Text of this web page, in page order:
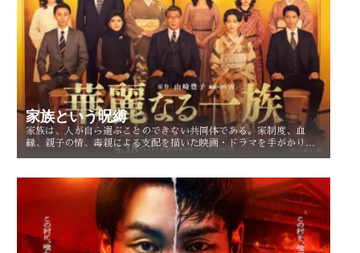
家族という呪縛
家族は、人が自ら選ぶことのできない共同体である。家制度、血
縁、親子の情、毒親による支配を描いた映画・ドラマを手がかり